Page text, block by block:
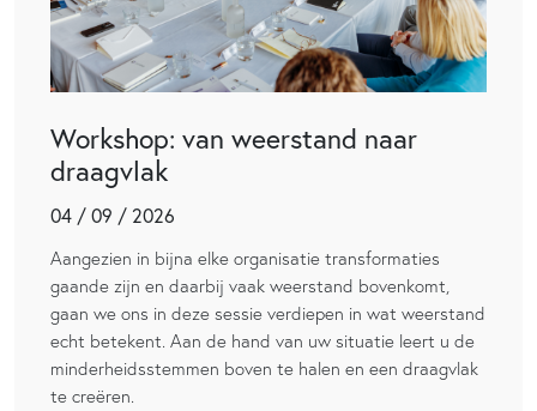
Workshop: van weerstand naar
draagvlak
04 / 09 / 2026
Aangezien in bijna elke organisatie transformaties
gaande zijn en daarbij vaak weerstand bovenkomt,
gaan we ons in deze sessie verdiepen in wat weerstand
echt betekent. Aan de hand van uw situatie leert u de
minderheidsstemmen boven te halen en een draagvlak
te creëren.